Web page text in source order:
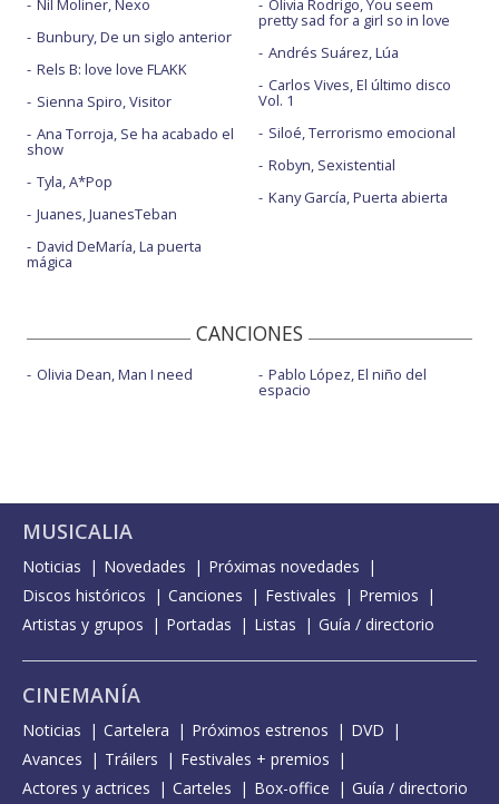
Nil Moliner, Nexo
Bunbury, De un siglo anterior
Rels B: love love FLAKK
Sienna Spiro, Visitor
Ana Torroja, Se ha acabado el
show
Tyla, A*Pop
Juanes, JuanesTeban
David DeMaría, La puerta
mágica
Olivia Rodrigo, You seem
pretty sad for a girl so in love
Andrés Suárez, Lúa
Carlos Vives, El último disco
Vol. 1
Siloé, Terrorismo emocional
Robyn, Sexistential
Kany García, Puerta abierta
CANCIONES
Olivia Dean, Man I need Pablo López, El niño del
espacio
MUSICALIA
Noticias Novedades
Próximas novedades
Discos históricos
Canciones Festivales
Premios
Artistas y grupos
Portadas Listas Guía / directorio
CINEMANÍA
Noticias Cartelera Próximos estrenos
DVD
Avances
Tráilers
Festivales + premios
Actores y actrices
Carteles Box-office Guía / directorio